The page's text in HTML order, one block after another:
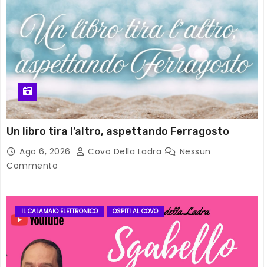
Un libro tira l’altro, aspettando Ferragosto
Ago 6, 2026 Covo Della Ladra
Nessun
Commento
IL CALAMAIO ELETTRONICO OSPITI AL COVO